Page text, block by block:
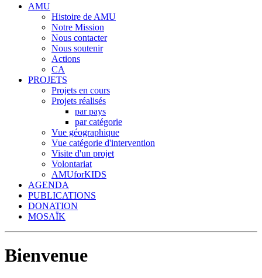
AMU
Histoire de AMU
Notre Mission
Nous contacter
Nous soutenir
Actions
CA
PROJETS
Projets en cours
Projets réalisés
par pays
par catégorie
Vue géographique
Vue catégorie d'intervention
Visite d'un projet
Volontariat
AMUforKIDS
AGENDA
PUBLICATIONS
DONATION
MOSAÏK
Bienvenue